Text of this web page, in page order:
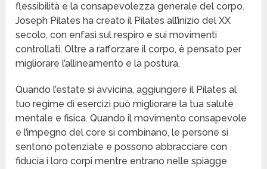
flessibilità e la consapevolezza generale del corpo.
Joseph Pilates ha creato il Pilates all’inizio del XX
secolo, con enfasi sul respiro e sui movimenti
controllati. Oltre a rafforzare il corpo, è pensato per
migliorare l’allineamento e la postura.
Quando l’estate si avvicina, aggiungere il Pilates al
tuo regime di esercizi può migliorare la tua salute
mentale e fisica. Quando il movimento consapevole
e l’impegno del core si combinano, le persone si
sentono potenziate e possono abbracciare con
fiducia i loro corpi mentre entrano nelle spiagge